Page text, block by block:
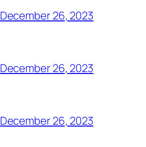
December 26, 2023
December 26, 2023
December 26, 2023